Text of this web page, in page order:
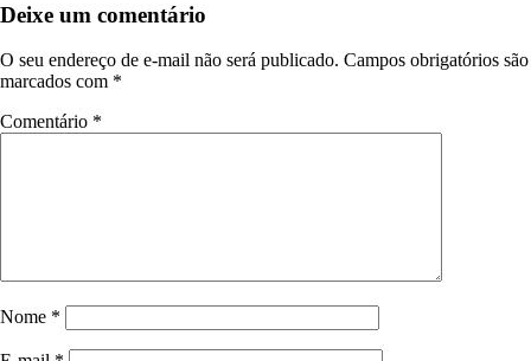
Deixe um comentário
O seu endereço de e-mail não será publicado. Campos obrigatórios são
marcados com *
Comentário *
Nome *